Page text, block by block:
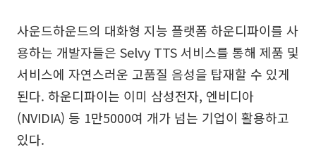
사운드하운드의 대화형 지능 플랫폼 하운디파이를 사
용하는 개발자들은 Selvy TTS 서비스를 통해 제품 및
서비스에 자연스러운 고품질 음성을 탑재할 수 있게
된다. 하운디파이는 이미 삼성전자, 엔비디아
(NVIDIA) 등 1만5000여 개가 넘는 기업이 활용하고
있다.